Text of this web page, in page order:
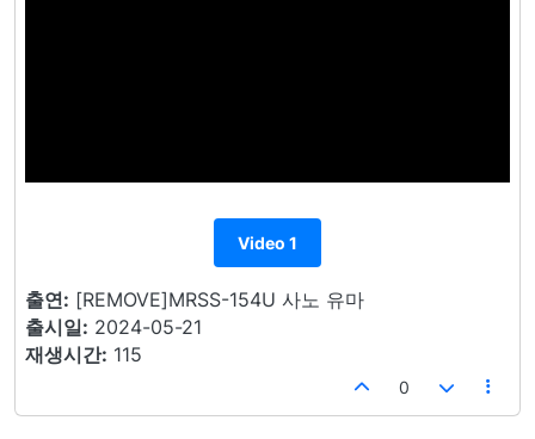
Video 1
출연: [REMOVE]MRSS-154U 사노 유마
출시일: 2024-05-21
재생시간: 115
0